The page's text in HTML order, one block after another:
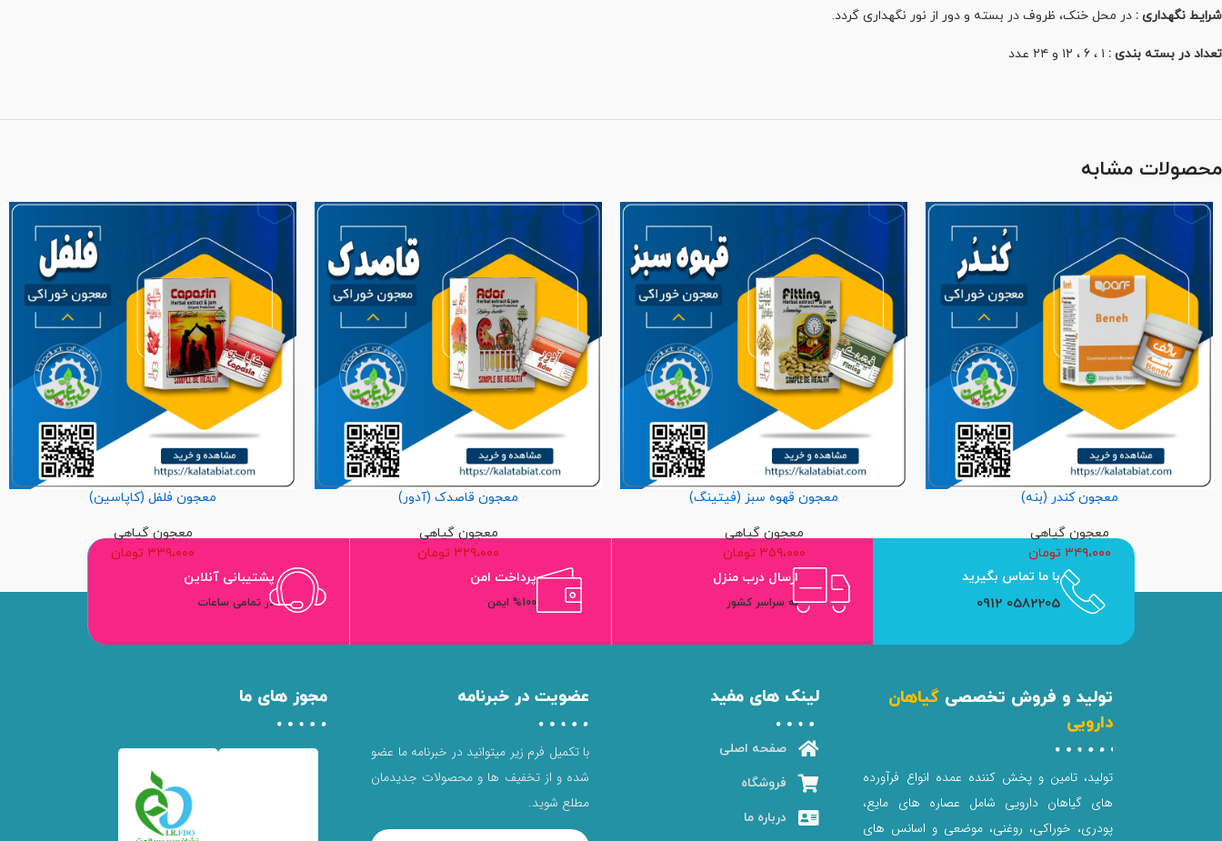
شرایط نگهداری : در محل خنک، ظروف در بسته و دور از نور نگهداری گردد.
تعداد در بسته بندی :
محصولات مشابه
معجون کندر (بنه)
معجون گیاهی
۳۴۹،۰۰۰ تومان
معجون قهوه سبز (فیتینگ)
معجون گیاهی
۳۵۹،۰۰۰ تومان
معجون قاصدک (آدور)
معجون گیاهی
۳۲۹،۰۰۰ تومان
معجون فلفل (کاپاسین)
معجون گیاهی
۳۳۹،۰۰۰ تومان
با ما تماس بگیرید
0582205 0912
ارسال درب منزل
به سراسر کشور
پرداخت امن
%100 ایمن
پشتیبانی آنلاین
در تمامی ساعات
تولید و فروش تخصصی گیاهان
دارویی
تولید، تامین و پخش کننده عمده انواع فرآورده
های گیاهان دارویی شامل عصاره های مایع،
پودری، خوراکی، روغنی، موضعی و اسانس های
لینک های مفید
صفحه اصلی
فروشگاه
درباره ما
عضویت در خبرنامه
با تکمیل فرم زیر میتوانید در خبرنامه ما عضو
شده و از تخفیف ها و محصولات جدیدمان
مطلع شوید.
مجوز های ما